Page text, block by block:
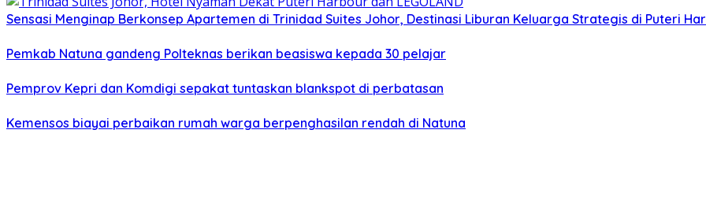
Sensasi Menginap Berkonsep Apartemen di Trinidad Suites Johor, Destinasi Liburan Keluarga Strategis di Puteri
Pemkab Natuna gandeng Polteknas berikan beasiswa kepada 30 pelajar
Pemprov Kepri dan Komdigi sepakat tuntaskan blankspot di perbatasan
Kemensos biayai perbaikan rumah warga berpenghasilan rendah di Natuna